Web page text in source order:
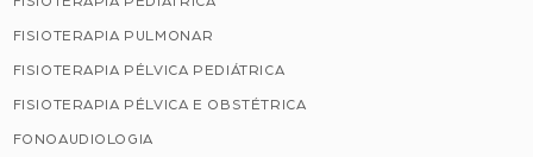
FISIOTERAPIA PULMONAR
FISIOTERAPIA PÉLVICA PEDIÁTRICA
FISIOTERAPIA PÉLVICA E OBSTÉTRICA
FONOAUDIOLOGIA